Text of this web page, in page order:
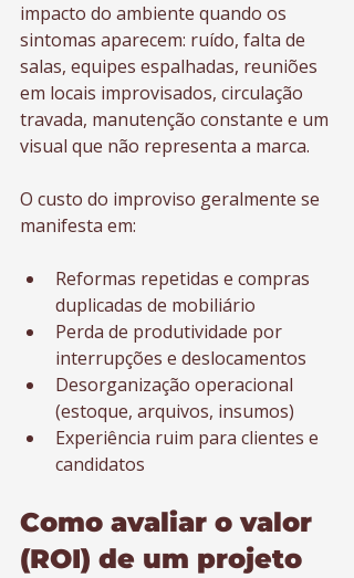
impacto do ambiente quando os
sintomas aparecem: ruído, falta de
salas, equipes espalhadas, reuniões
em locais improvisados, circulação
travada, manutenção constante e um
visual que não representa a marca.
O custo do improviso geralmente se
manifesta em:
Reformas repetidas e compras
duplicadas de mobiliário
Perda de produtividade por
interrupções e deslocamentos
Desorganização operacional
(estoque, arquivos, insumos)
Experiência ruim para clientes e
candidatos
Como avaliar o valor
(ROI) de um projeto